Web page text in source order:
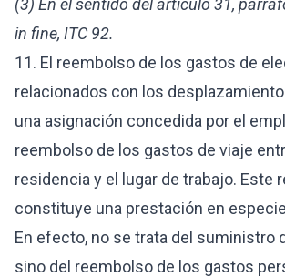
(3) En el sentido del artículo 31,
in fine, ITC 92.
11. El reembolso de los gastos de
relacionados con los
una asignación concedida por el
reembolso de los gastos de viaje
residencia y el lugar de trabajo. Este
constituye una prestación en
En efecto, no se trata del suministro
sino del reembolso de los gastos